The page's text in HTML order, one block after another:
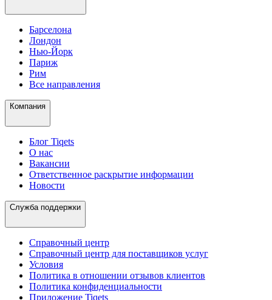
Барселона
Лондон
Нью-Йорк
Париж
Рим
Все направления
Компания
Блог Tiqets
О нас
Вакансии
Ответственное раскрытие информации
Новости
Служба поддержки
Справочный центр
Справочный центр для поставщиков услуг
Условия
Политика в отношении отзывов клиентов
Политика конфиденциальности
Приложение Tiqets